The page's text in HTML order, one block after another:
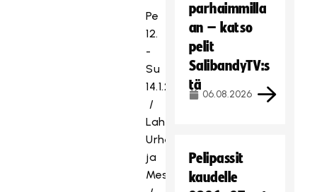
Pe
12.
-
Su
14.1.2024
/
Lahden
Urheilu-
ja
Messukeskus
parhaimmilla
an – katso
pelit
SalibandyTV:s
tä
06.08.2026
Pelipassit
kaudelle